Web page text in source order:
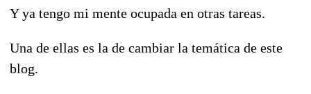
Y ya tengo mi mente ocupada en otras tareas.
Una de ellas es la de cambiar la temática de este
blog.